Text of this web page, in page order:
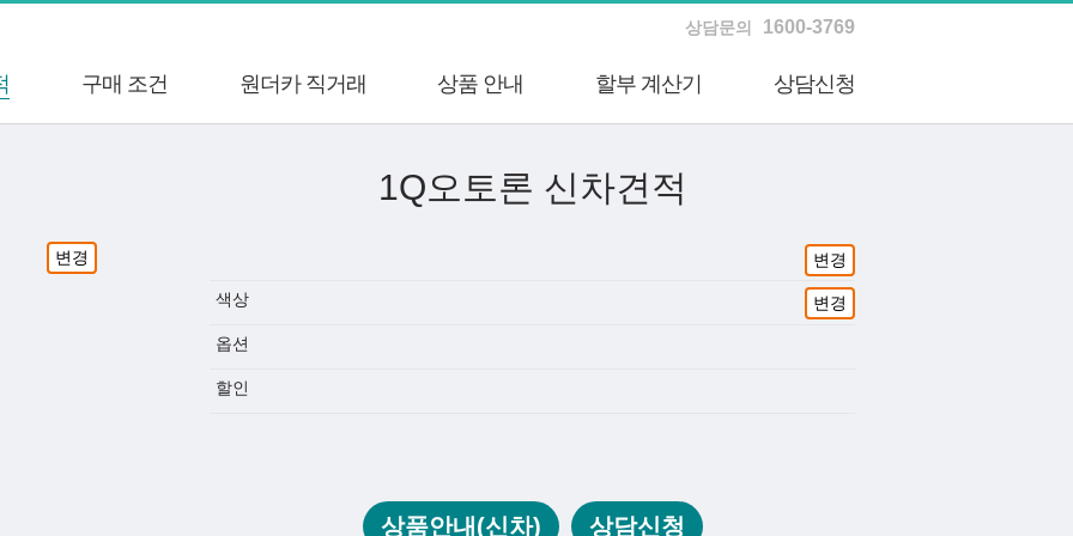
상담문의 1600-3769
구매 조건 원더카 직거래 상품 안내 할부 계산기 상담신청
1Q오토론 신차견적
변경 변경
색상 변경
옵션
할인
상품안내(신차) 상담신청